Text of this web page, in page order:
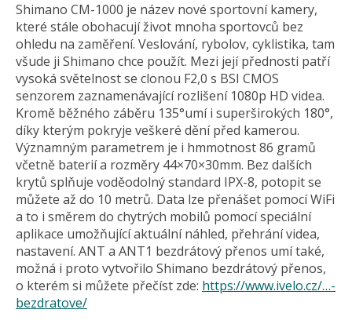
Shimano CM-1000 je název nové sportovní kamery,
které stále obohacují život mnoha sportovců bez
ohledu na zaměření. Veslování, rybolov, cyklistika, tam
všude ji Shimano chce použít. Mezi její přednosti patří
vysoká světelnost se clonou F2,0 s BSI CMOS
senzorem zaznamenávající rozlišení 1080p HD videa.
Kromě běžného záběru 135°umí i superširokých 180°,
díky kterým pokryje veškeré dění před kamerou.
Významným parametrem je i hmmotnost 86 gramů
včetně baterií a rozměry 44×70×30mm. Bez dalších
krytů splňuje voděodolný standard IPX-8, potopit se
můžete až do 10 metrů. Data lze přenášet pomocí WiFi
a to i směrem do chytrých mobilů pomocí speciální
aplikace umožňující aktuální náhled, přehrání videa,
nastavení. ANT a ANT1 bezdrátový přenos umí také,
možná i proto vytvořilo Shimano bezdrátový přenos,
o kterém si můžete přečíst zde: https://www.ivelo.cz/…-
bezdratove/